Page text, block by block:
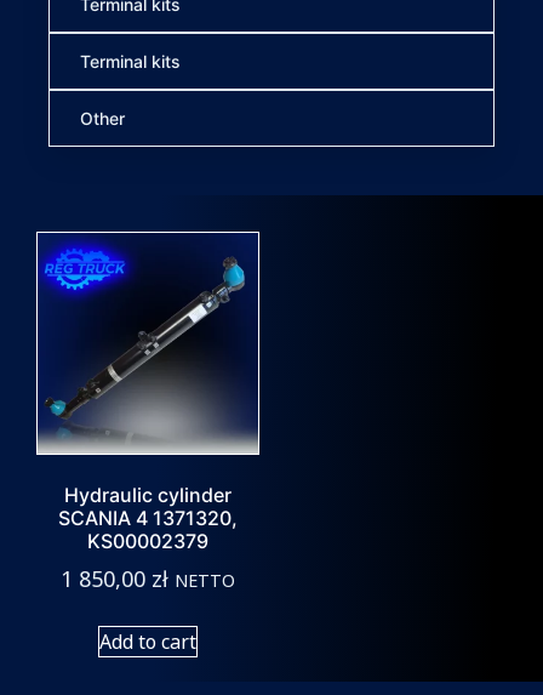
Terminal kits
Terminal kits
Other
Hydraulic cylinder
SCANIA 4 1371320,
KS00002379
1 850,00 zł NETTO
Add to cart